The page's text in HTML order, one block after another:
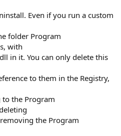
Even if you run a custom
folder Program
with
in it. You can only delete this
to them in the Registry,
the Program
the Program